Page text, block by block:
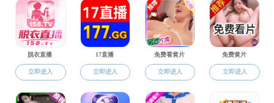
返回国产91
通知公告
招生工作
国
公示已结束。